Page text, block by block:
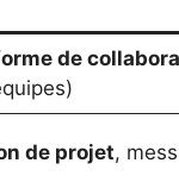
de
de projet,